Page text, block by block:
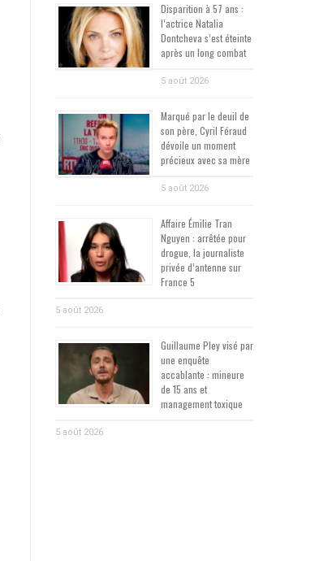
Disparition à 57 ans :
l’actrice Natalia
Dontcheva s’est éteinte
après un long combat
5 août 2026
Marqué par le deuil de
son père, Cyril Féraud
dévoile un moment
précieux avec sa mère
5 août 2026
Affaire Émilie Tran
Nguyen : arrêtée pour
drogue, la journaliste
privée d’antenne sur
France 5
5 août 2026
Guillaume Pley visé par
une enquête
accablante : mineure
de 15 ans et
management toxique
5 août 2026